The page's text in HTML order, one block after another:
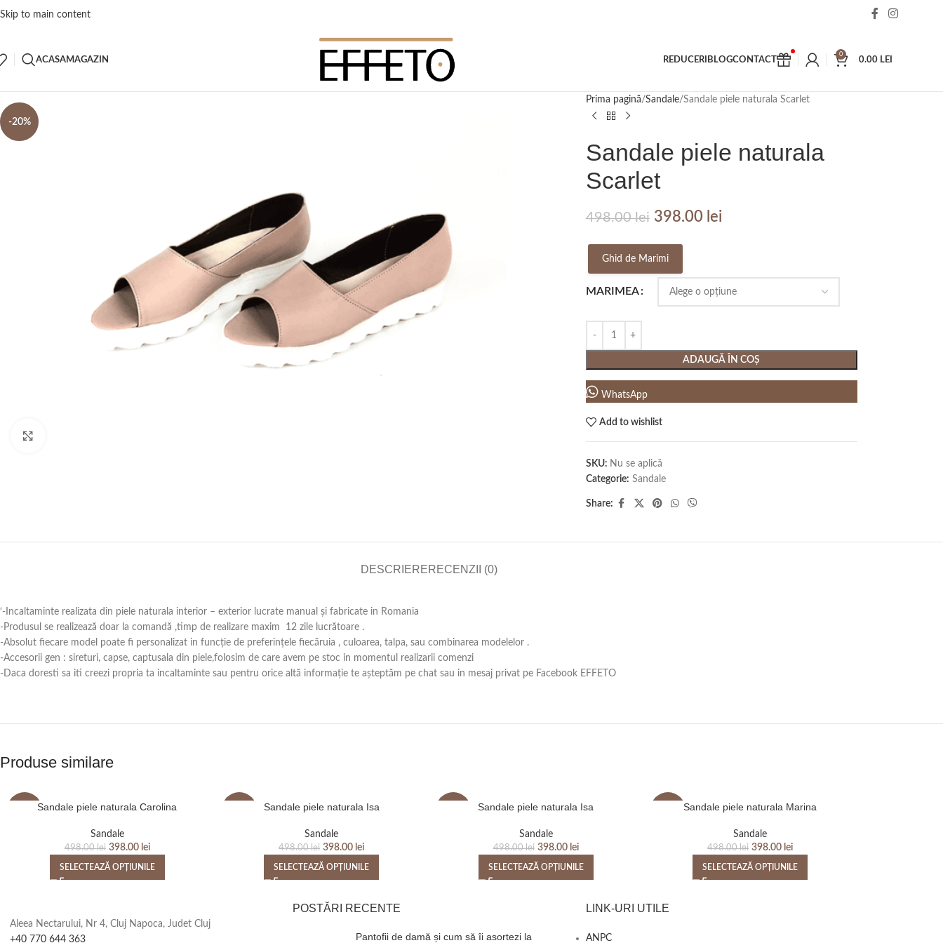
Skip to main content
ACASAMAGAZIN REDUCERI BLOGCONTACT
0
0.00 LEI
-20%
Prima pagină Sandale Sandale piele naturala Scarlet
Sandale piele naturala
Scarlet
498.00lei 398.00 lei
Ghid de Marimi
MARIMEA
ADAUGĂ ÎN COȘ
WhatsApp
Add to wishlist
SKU: Nu se aplică
Categorie: Sandale
Share:
DESCRIERERECENZII (0)
‘-Incaltaminte realizata din piele naturala interior – exterior lucrate manual și fabricate in Romania
-Produsul se realizează doar la comandă ,timp de realizare maxim 12 zile lucrătoare .
-Absolut fiecare model poate fi personalizat in funcție de preferințele fiecăruia , culoarea, talpa, sau combinarea modelelor .
-Accesorii gen : sireturi, capse, captusala din piele,folosim de care avem pe stoc in momentul realizarii comenzi
-Daca doresti sa iti creezi propria ta incaltaminte sau pentru orice altă informație te așteptăm pe chat sau in mesaj privat pe Facebook EFFETO
Produse similare
Sandale piele naturala Carolina
Sandale
498.00lei 398.00 lei
SELECTEAZĂ OPȚIUNILE
Sandale piele naturala Isa
Sandale
498.00lei 398.00 lei
SELECTEAZĂ OPȚIUNILE
Sandale piele naturala Isa
Sandale
498.00lei 398.00 lei
SELECTEAZĂ OPȚIUNILE
Sandale piele naturala Marina
Sandale
498.00lei 398.00 lei
SELECTEAZĂ OPȚIUNILE
Aleea Nectarului, Nr 4, Cluj Napoca, Judet Cluj
+40 770 644 363
POSTĂRI RECENTE
Pantofii de damă și cum să îi asortezi la
LINK-URI UTILE
ANPC